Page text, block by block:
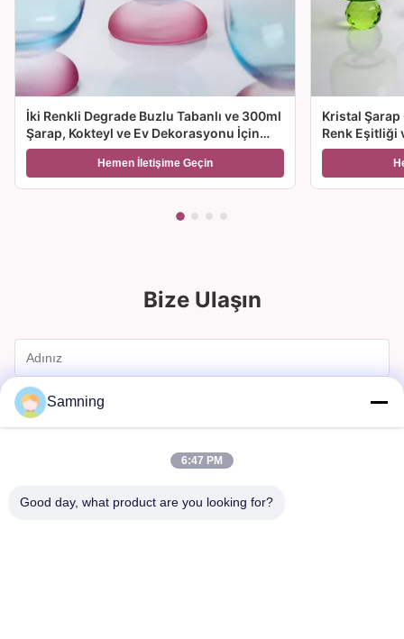
İki Renkli Degrade Buzlu Tabanlı ve 300ml
Şarap, Kokteyl ve Ev Dekorasyonu İçin
Üfleme Kristal Şarap Kadehi
Hemen İletişime Geçin
Kristal Şarap
Renk Eşitliği
Hediye için
Bize Ulaşın
Samning
6:47 PM
Good day, what product are you looking for?